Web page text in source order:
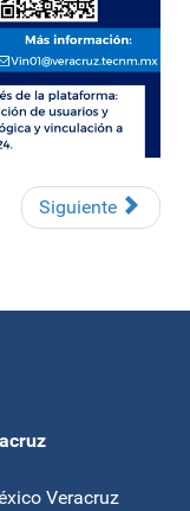
Siguiente
Veracruz